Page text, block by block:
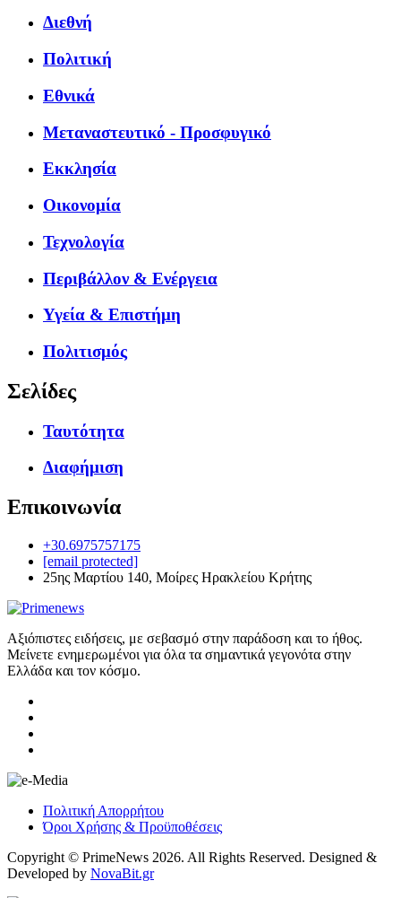
Διεθνή
Πολιτική
Εθνικά
Μεταναστευτικό - Προσφυγικό
Εκκλησία
Οικονομία
Τεχνολογία
Περιβάλλον & Ενέργεια
Υγεία & Επιστήμη
Πολιτισμός
Σελίδες
Ταυτότητα
Διαφήμιση
Επικοινωνία
+30.6975757175
[email protected]
25ης Μαρτίου 140, Μοίρες Ηρακλείου Κρήτης
Αξιόπιστες ειδήσεις, με σεβασμό στην παράδοση και το ήθος.
Μείνετε ενημερωμένοι για όλα τα σημαντικά γεγονότα στην
Ελλάδα και τον κόσμο.
Πολιτική Απορρήτου
Όροι Χρήσης & Προϋποθέσεις
Copyright © PrimeNews 2026. All Rights Reserved. Designed &
Developed by NovaBit.gr